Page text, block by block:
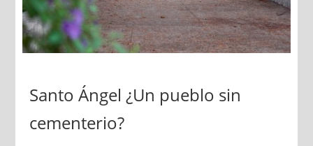
Santo Ángel ¿Un pueblo sin
cementerio?